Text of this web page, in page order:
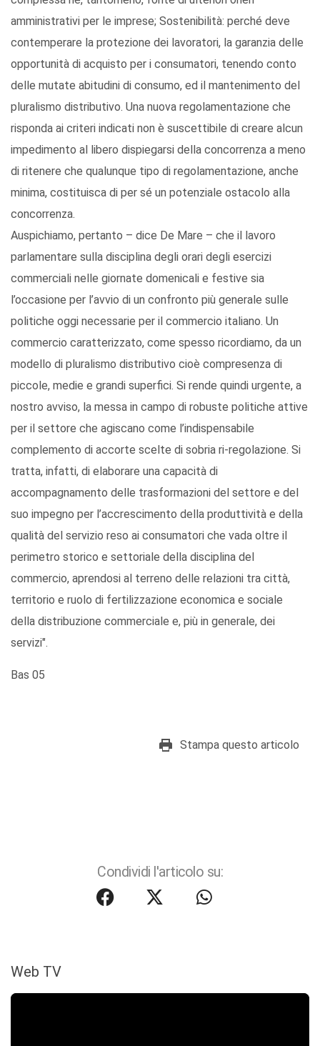
amministrativi per le imprese; Sostenibilità: perché deve
contemperare la protezione dei lavoratori, la garanzia delle
opportunità di acquisto per i consumatori, tenendo conto
delle mutate abitudini di consumo, ed il mantenimento del
pluralismo distributivo. Una nuova regolamentazione che
risponda ai criteri indicati non è suscettibile di creare alcun
impedimento al libero dispiegarsi della concorrenza a meno
di ritenere che qualunque tipo di regolamentazione, anche
minima, costituisca di per sé un potenziale ostacolo alla
concorrenza.
Auspichiamo, pertanto – dice De Mare – che il lavoro
parlamentare sulla disciplina degli orari degli esercizi
commerciali nelle giornate domenicali e festive sia
l’occasione per l’avvio di un confronto più generale sulle
politiche oggi necessarie per il commercio italiano. Un
commercio caratterizzato, come spesso ricordiamo, da un
modello di pluralismo distributivo cioè compresenza di
piccole, medie e grandi superfici. Si rende quindi urgente, a
nostro avviso, la messa in campo di robuste politiche attive
per il settore che agiscano come l’indispensabile
complemento di accorte scelte di sobria ri-regolazione. Si
tratta, infatti, di elaborare una capacità di
accompagnamento delle trasformazioni del settore e del
suo impegno per l’accrescimento della produttività e della
qualità del servizio reso ai consumatori che vada oltre il
perimetro storico e settoriale della disciplina del
commercio, aprendosi al terreno delle relazioni tra città,
territorio e ruolo di fertilizzazione economica e sociale
della distribuzione commerciale e, più in generale, dei
servizi".
Bas 05
Stampa questo articolo
Condividi l'articolo su:
Web TV